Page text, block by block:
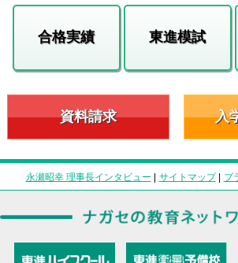
合格実績 東進模試
資料請求 入
永瀬昭幸 理事長インタビュー | サイトマップ| プ